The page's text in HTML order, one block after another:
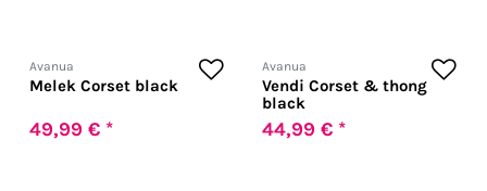
Avanua
Melek Corset black
49,99 € *
Avanua
Vendi Corset & thong
black
44,99 € *